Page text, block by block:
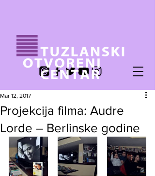
Projekcija filma: Audre
Lorde – Berlinske godine
Mar 12, 2017